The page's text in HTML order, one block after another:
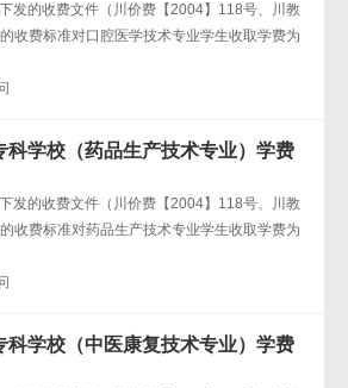
发的收费文件（川价费【2004】118号、川教
收费标准对口腔医学技术专业学生收取学费为
科学校（药品生产技术专业）学费
发的收费文件（川价费【2004】118号、川教
收费标准对药品生产技术专业学生收取学费为
科学校（中医康复技术专业）学费